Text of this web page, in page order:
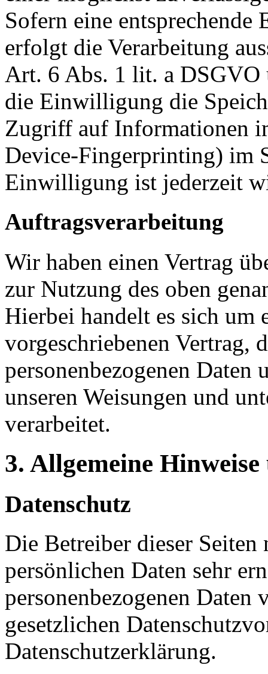
Sofern eine
erfolgt die Verarbeitung
Art. 6 Abs. 1 lit. a DSGVO
die Einwilligung die
Zugriff auf Informationen
Device-Fingerprinting) im
Einwilligung ist jederzeit
Auftragsverarbeitung
Wir haben einen Vertrag
zur Nutzung des oben
Hierbei handelt es sich um
vorgeschriebenen Vertrag,
personenbezogenen Daten
unseren Weisungen und
verarbeitet.
3. Allgemeine
Datenschutz
Die Betreiber dieser Seiten
persönlichen Daten sehr
personenbezogenen Daten
gesetzlichen
Datenschutzerklärung.